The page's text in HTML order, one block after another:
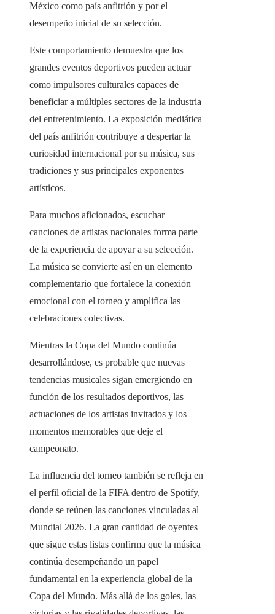
México como país anfitrión y por el
desempeño inicial de su selección.
Este comportamiento demuestra que los
grandes eventos deportivos pueden actuar
como impulsores culturales capaces de
beneficiar a múltiples sectores de la industria
del entretenimiento. La exposición mediática
del país anfitrión contribuye a despertar la
curiosidad internacional por su música, sus
tradiciones y sus principales exponentes
artísticos.
Para muchos aficionados, escuchar
canciones de artistas nacionales forma parte
de la experiencia de apoyar a su selección.
La música se convierte así en un elemento
complementario que fortalece la conexión
emocional con el torneo y amplifica las
celebraciones colectivas.
Mientras la Copa del Mundo continúa
desarrollándose, es probable que nuevas
tendencias musicales sigan emergiendo en
función de los resultados deportivos, las
actuaciones de los artistas invitados y los
momentos memorables que deje el
campeonato.
La influencia del torneo también se refleja en
el perfil oficial de la FIFA dentro de Spotify,
donde se reúnen las canciones vinculadas al
Mundial 2026. La gran cantidad de oyentes
que sigue estas listas confirma que la música
continúa desempeñando un papel
fundamental en la experiencia global de la
Copa del Mundo. Más allá de los goles, las